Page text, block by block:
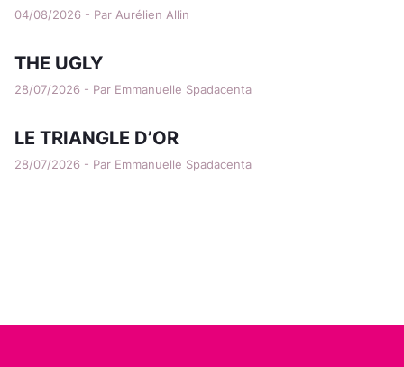
04/08/2026 - Par Aurélien Allin
THE UGLY
28/07/2026 - Par Emmanuelle Spadacenta
LE TRIANGLE D’OR
28/07/2026 - Par Emmanuelle Spadacenta